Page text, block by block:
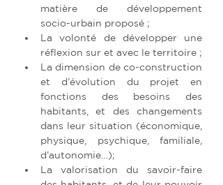
matière de développement
socio-urbain proposé ;
La volonté de développer une
réflexion sur et avec le territoire ;
La dimension de co-construction
et d’évolution du projet en
fonctions des besoins des
habitants, et des changements
dans leur situation (économique,
physique, psychique, familiale,
d’autonomie…);
La valorisation du savoir-faire